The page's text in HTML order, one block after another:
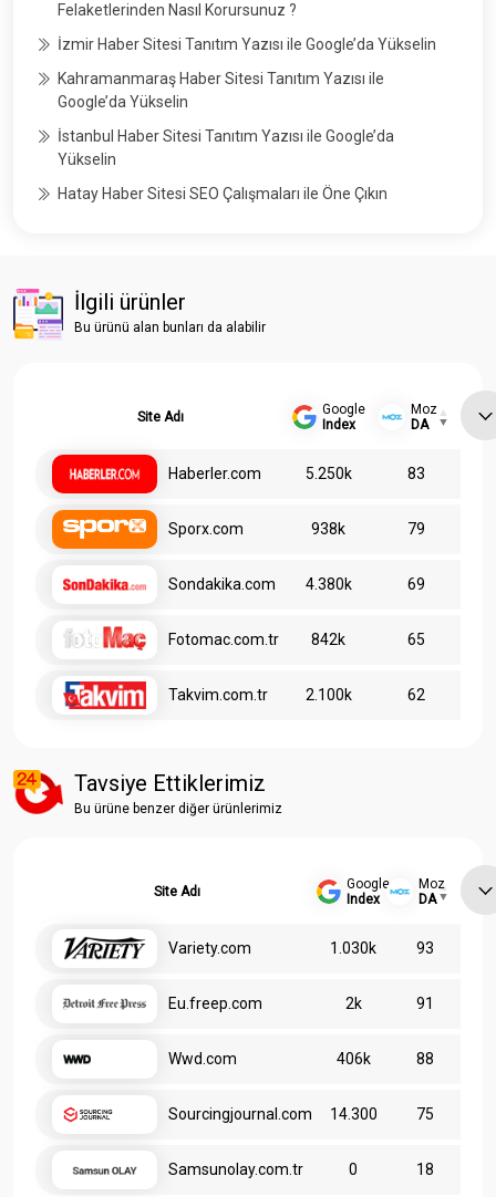
Felaketlerinden Nasıl Korursunuz ?
İzmir Haber Sitesi Tanıtım Yazısı ile Google’da Yükselin
Kahramanmaraş Haber Sitesi Tanıtım Yazısı ile
Google’da Yükselin
İstanbul Haber Sitesi Tanıtım Yazısı ile Google’da
Yükselin
Hatay Haber Sitesi SEO Çalışmaları ile Öne Çıkın
İlgili ürünler
Bu ürünü alan bunları da alabilir
Site Adı
Google
Index
Moz
DA
Haberler.com 5.250k 83
Sporx.com 938k 79
Sondakika.com 4.380k 69
Fotomac.com.tr 842k 65
Takvim.com.tr 2.100k 62
Tavsiye Ettiklerimiz
Bu ürüne benzer diğer ürünlerimiz
Site Adı
Google
Index
Moz
DA
Variety.com 1.030k 93
Eu.freep.com 2k 91
Wwd.com 406k 88
Sourcingjournal.com 14.300 75
Samsunolay.com.tr 0 18